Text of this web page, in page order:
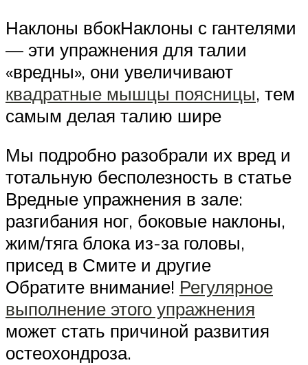
Наклоны вбокНаклоны с гантелями
— эти упражнения для талии
«вредны», они увеличивают
квадратные мышцы поясницы, тем
самым делая талию шире
Мы подробно разобрали их вред и
тотальную бесполезность в статье
Вредные упражнения в зале:
разгибания ног, боковые наклоны,
жим/тяга блока из-за головы,
присед в Смите и другие
Обратите внимание! Регулярное
выполнение этого упражнения
может стать причиной развития
остеохондроза.